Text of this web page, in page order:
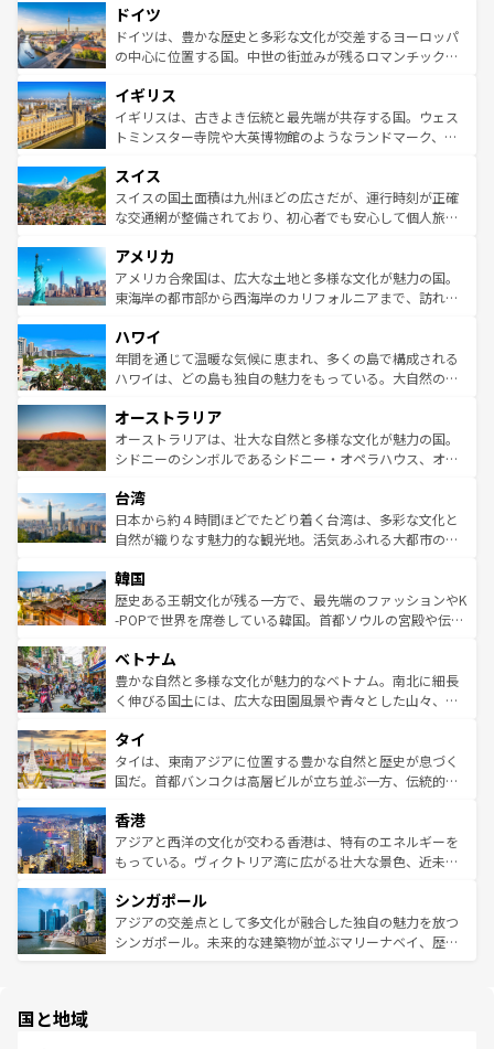
の城塞都市、穏やかなビーチリゾートまで多彩な表情を見
せる。地方によって風土や気候が異なるスペインはその個
性で訪れる人を魅了する。 なお、新着のスペイン情報はコ
で、幅広い魅力が詰まっている。華麗な宮殿、歴史的な大
聖堂、美しいビーチ、そして豊かな自然が、訪れる者を心
から魅了する。また、フランスは美食の国としても知ら
いる。シャンパンの発祥地であるランス、プロヴァンスの
香り高いラベンダー畑など、多彩な楽しみ方が可能だ。さ
らに、パリ以外の地域にも魅力が溢れており、どの街角に
れる地方に足を運ぶとそれぞれで全く異なる文化を体験で
きるだろう。 なお、新着のフランス情報はコンテンツ一覧
を参照してほしい。
ドイツ
ドイツは、豊かな歴史と多彩な文化が交差するヨーロッパ
の中心に位置する国。中世の街並みが残るロマンチック街
顔を持つこの国は、どこを歩いても飽きることがない。ベ
ルリンの文化的活気、バイエルン州のアルプスの絶景、そ
してライン川沿いのワイン畑といった風景は必見。ビール
は、お酒好きな人にはぜひ体験してほしい。 なお、新着の
ドイツ情報はコンテンツ一覧を参照してほしい。
イギリス
イギリスは、古きよき伝統と最先端が共存する国。ウェス
トミンスター寺院や大英博物館のようなランドマーク、歴
リアごとに異なる魅力がある。また、優雅なアフタヌーン
ティー、ビール好きにはたまらない英国パブ、サッカー観
戦など、本場だからこそできる体験も豊富。イギリスを旅
ンツ一覧を参照してほしい。
スイス
スイスの国土面積は九州ほどの広さだが、運行時刻が正確
な交通網が整備されており、初心者でも安心して個人旅行
の建物がそのまま残る町や、スイスならではのユニークな
博物館もあり、アルプス観光だけでなく町歩きも満喫する
ことができる。国民の所得が高いため物価も高いが、旅行
ば市内交通費無料で観光を楽しむこともできる。 なお、新
着のスイス情報はコンテンツ一覧 を参照してほしい。
アメリカ
アメリカ合衆国は、広大な土地と多様な文化が魅力の国。
東海岸の都市部から西海岸のカリフォルニアまで、訪れる
のような巨大都市は、観光、ショッピング、エンターテイ
ンメントが詰まった刺激的なスポットだ。一方、アメリカ
西部には大自然が広がり、グランドキャニオンやイエロー
部のニューオーリンズでは、音楽と美食が融合した独特の
文化が魅力。旅行者はアメリカの各地域で異なる魅力を楽
しみながら、その多様性と豊かな歴史を感じることができ
ならではの贅沢な旅のスタイルだ。 なお、新着のアメリカ
情報はコンテンツ一覧を参照してほしい。
ハワイ
年間を通じて温暖な気候に恵まれ、多くの島で構成される
ハワイは、どの島も独自の魅力をもっている。大自然の神
ワイ島は見逃せない。また、定番の観光地といえばオアフ
島だが、静かな自然を求めるならマウイ島やカウアイ島が
おすすめ。エメラルドグリーンに輝く海をはじめ、豊かな
れるおもてなしの心で訪れる人々を迎えてくれるハワイの
人々、おいしいローカルフードやハワイアンミュージッ
ク、伝統的なフラダンスなど、すべてがハワイの魅力を彩
ワイを、存分に味わってほしい。 なお、新着のハワイ情報
はコンテンツ一覧を参照してほしい。
オーストラリア
オーストラリアは、壮大な自然と多様な文化が魅力の国。
シドニーのシンボルであるシドニー・オペラハウス、オー
リアリーフや大陸中央部にそびえるウルル（エアーズロッ
ク）、タスマニアの美しい原生林やケアンズの熱帯雨林な
ど、見どころがたくさん。また、カフェやワイン、オージ
いる。アクティビティも充実しており、サーフィンやダイ
ビング、ハイキングなど、アウトドア好きにはたまらな
い。オーストラリアの多彩な魅力を存分に味わいつくそ
参照してほしい。
台湾
日本から約４時間ほどでたどり着く台湾は、多彩な文化と
自然が織りなす魅力的な観光地。活気あふれる大都市の台
ン）、静ひつな山岳地帯である台湾東部など、都市の喧騒
と山間の静けさが共存しており、訪れる人に新しい発見と
驚きをもたらしてくれる。また、奥深い台湾の食文化も魅
容にもいいと評判のスイーツなど、バラエティ豊かな料理
が味わえる。 なお、新着の台湾情報は コンテンツ一覧を参
照してほしい。
韓国
歴史ある王朝文化が残る一方で、最先端のファッションやK
-POPで世界を席巻している韓国。首都ソウルの宮殿や伝統
き、地方に足を延ばせば四季折々の自然美を楽しむことが
できる。そして、キムチや焼肉、絶品のストリートフード
まで、さまざまな韓国料理が待っている。夜には、韓国な
リティに包まれながら、韓国の多彩な魅力を心ゆくまで味
わってみてほしい。 なお、新着の韓国情報はコンテンツ一
覧を参照してほしい。
ベトナム
豊かな自然と多様な文化が魅力的なベトナム。南北に細長
く伸びる国土には、広大な田園風景や青々とした山々、世
急速な発展と共に伝統が息づく。ハノイの古い町並みやホ
ーチミン市のフランス統治時代の建物も、独特の雰囲気を
醸し出している。また、バラエティの豊かさとおいしさで
とつ。フォーやバインミー、ベトナムコーヒーなどは、ぜ
ひ現地で味わいたい。どの地域を訪れてもあたたかい人々
が旅行者を迎えてくれるので、きっと忘れられない旅にな
参照してほしい。
タイ
タイは、東南アジアに位置する豊かな自然と歴史が息づく
国だ。首都バンコクは高層ビルが立ち並ぶ一方、伝統的な
の活気が交差している。北部ではチェンマイなどの山岳地
帯で自然と触れ合い、南部ではプーケットやクラビの美し
いビーチでリゾート気分を楽しむことができる。タイ料理
激する。気候は一年中温暖で、どの季節にも異なる楽しみ
が待っている。親しみやすいタイの人々、仏教を中心とし
た文化、そして多様な観光資源が、訪れる旅人を魅了し続
香港
アジアと西洋の文化が交わる香港は、特有のエネルギーを
もっている。ヴィクトリア湾に広がる壮大な景色、近未来
み、どこを訪れても感動するはず。観光スポットが密集し
ており、効率よく見どころを回れるのも魅力。息をのむよ
うな絶景から文化的な体験まで、香港を存分に楽しみ尽く
シンガポール
アジアの交差点として多文化が融合した独自の魅力を放つ
シンガポール。未来的な建築物が並ぶマリーナベイ、歴史
国と地域